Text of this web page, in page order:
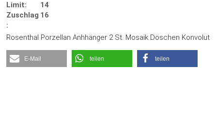
Limit:
14
Zuschlag
:
16
Rosenthal Porzellan Anhhänger 2 St. Mosaik Döschen Konvolut
E-Mail teilen teilen